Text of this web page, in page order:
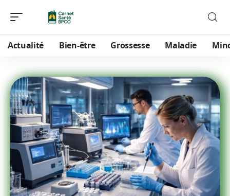
Actualité Bien-être Grossesse Maladie